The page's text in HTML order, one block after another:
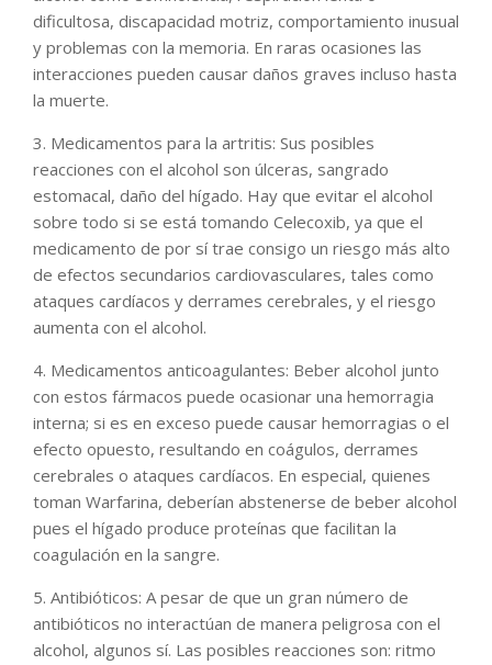
dificultosa, discapacidad motriz, comportamiento inusual
y problemas con la memoria. En raras ocasiones las
interacciones pueden causar daños graves incluso hasta
la muerte.
3. Medicamentos para la artritis: Sus posibles
reacciones con el alcohol son úlceras, sangrado
estomacal, daño del hígado. Hay que evitar el alcohol
sobre todo si se está tomando Celecoxib, ya que el
medicamento de por sí trae consigo un riesgo más alto
de efectos secundarios cardiovasculares, tales como
ataques cardíacos y derrames cerebrales, y el riesgo
aumenta con el alcohol.
4. Medicamentos anticoagulantes: Beber alcohol junto
con estos fármacos puede ocasionar una hemorragia
interna; si es en exceso puede causar hemorragias o el
efecto opuesto, resultando en coágulos, derrames
cerebrales o ataques cardíacos. En especial, quienes
toman Warfarina, deberían abstenerse de beber alcohol
pues el hígado produce proteínas que facilitan la
coagulación en la sangre.
5. Antibióticos: A pesar de que un gran número de
antibióticos no interactúan de manera peligrosa con el
alcohol, algunos sí. Las posibles reacciones son: ritmo